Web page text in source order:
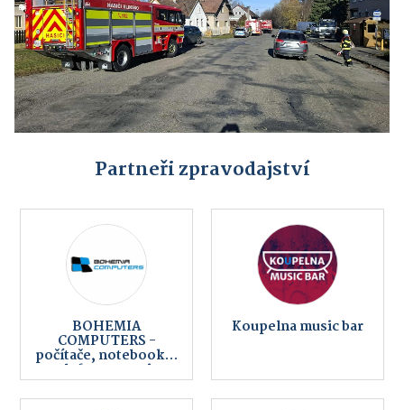
Partneři zpravodajství
BOHEMIA
COMPUTERS -
počítače, notebooky,
telefony, servis,
internet
Koupelna music bar